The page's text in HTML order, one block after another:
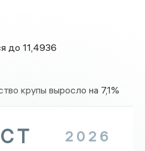
до 11,4936
крупы выросло на 7,1%
2026